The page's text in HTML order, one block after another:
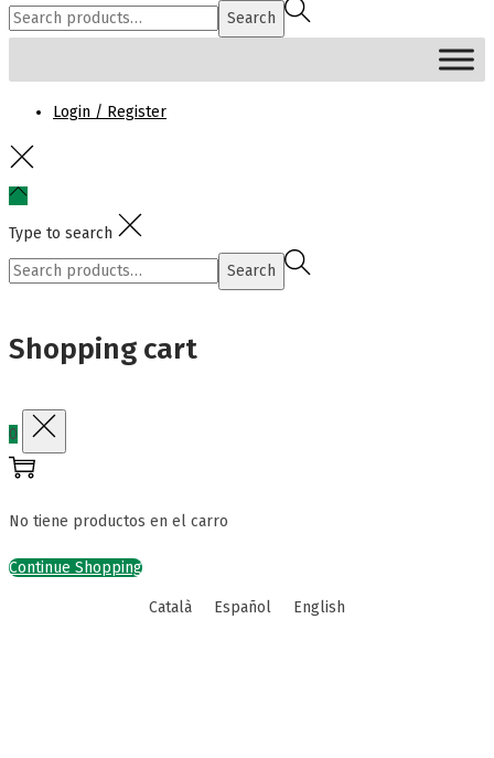
Search
Login / Register
Type to search
Search
Shopping cart
0
No tiene productos en el carro
Continue Shopping
Català Español English